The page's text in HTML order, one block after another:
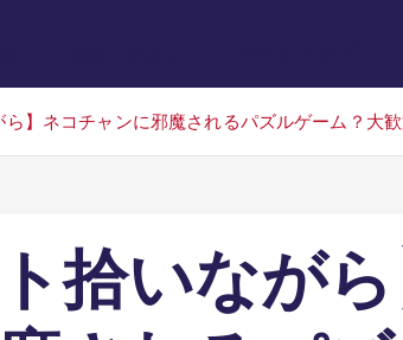
ら】ネコチャンに邪魔されるパズルゲーム？
ト拾いなが